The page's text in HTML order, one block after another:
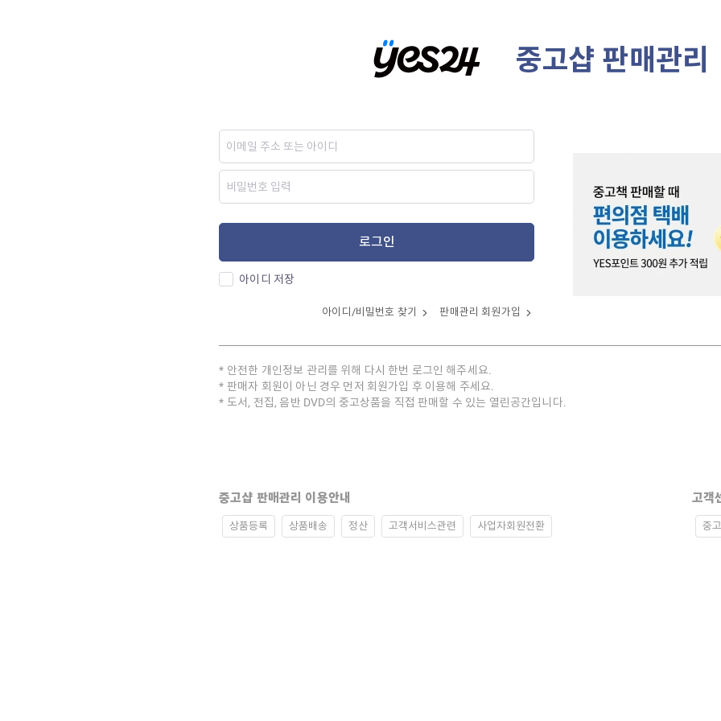
중고샵 판매관리
로그인
아이디 저장
아이디/비밀번호 찾기 판매관리 회원가입
안전한 개인정보 관리를 위해 다시 한번 로그인 해주세요.
판매자 회원이 아닌 경우 먼저 회원가입 후 이용해 주세요.
도서, 전집, 음반 DVD의 중고상품을 직접 판매할 수 있는 열린공간입니다.
중고샵 판매관리 이용안내
상품등록 상품배송 정산 고객서비스관련 사업자회원전환
고객
중